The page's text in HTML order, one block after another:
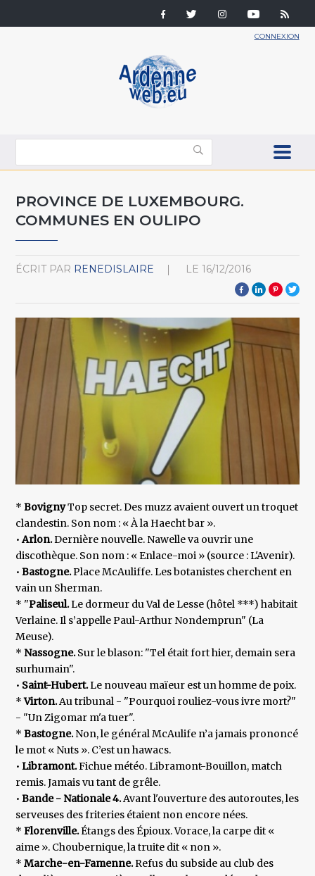
CONNEXION
PROVINCE DE LUXEMBOURG.
COMMUNES EN OULIPO
ÉCRIT PAR RENEDISLAIRE LE 16/12/2016
*BovignyTop secret. Des muzz avaient ouvert un troquet
clandestin. Son nom : « À la Haecht bar ».
•Arlon.Dernière nouvelle. Nawelle va ouvrir une
discothèque. Son nom : « Enlace-moi » (source : L'Avenir).
•Bastogne.Place McAuliffe. Les botanistes cherchent en
vain un Sherman.
* "Paliseul.Le dormeur du Val de Lesse (hôtel ***) habitait
Verlaine. Il s’appelle Paul-Arthur Nondemprun" (La
Meuse).
*Nassogne.Sur le blason: "Tel était fort hier, demain sera
surhumain".
• Saint-Hubert.Le nouveau maïeur est un homme de poix.
*Virton.Au tribunal - "Pourquoi rouliez-vous ivre mort?"
- "Un Zigomar m'a tuer".
*Bastogne.Non, le général McAulife n’a jamais prononcé
le mot « Nuts ». C’est un hawacs.
•Libramont.Fichue météo. Libramont-Bouillon, match
remis. Jamais vu tant de grêle.
•Bande - Nationale 4.Avant l'ouverture des autoroutes, les
serveuses des friteries étaient non encore nées.
*Florenville.Étangs des Épioux. Vorace, la carpe dit «
aime ». Choubernique, la truite dit « non ».
*Marche-en-Famenne.Refus du subside au club des